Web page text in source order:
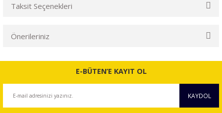
Taksit Seçenekleri
Önerileriniz
Bu ürünün fiyat bilgisi, resim, ürün açıklamalarında ve diğer
konularda yetersiz gördüğünüz noktaları öneri formunu
E-BÜTEN’E KAYIT OL
KAYDOL